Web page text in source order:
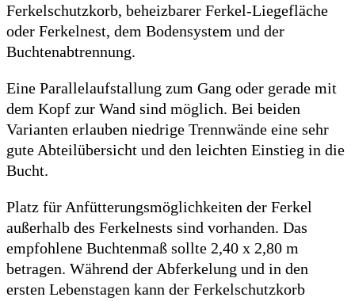
Ferkelschutzkorb, beheizbarer Ferkel-Liegefläche
oder Ferkelnest, dem Bodensystem und der
Buchtenabtrennung.
Eine Parallelaufstallung zum Gang oder gerade mit
dem Kopf zur Wand sind möglich. Bei beiden
Varianten erlauben niedrige Trennwände eine sehr
gute Abteilübersicht und den leichten Einstieg in die
Bucht.
Platz für Anfütterungsmöglichkeiten der Ferkel
außerhalb des Ferkelnests sind vorhanden. Das
empfohlene Buchtenmaß sollte 2,40 x 2,80 m
betragen. Während der Abferkelung und in den
ersten Lebenstagen kann der Ferkelschutzkorb